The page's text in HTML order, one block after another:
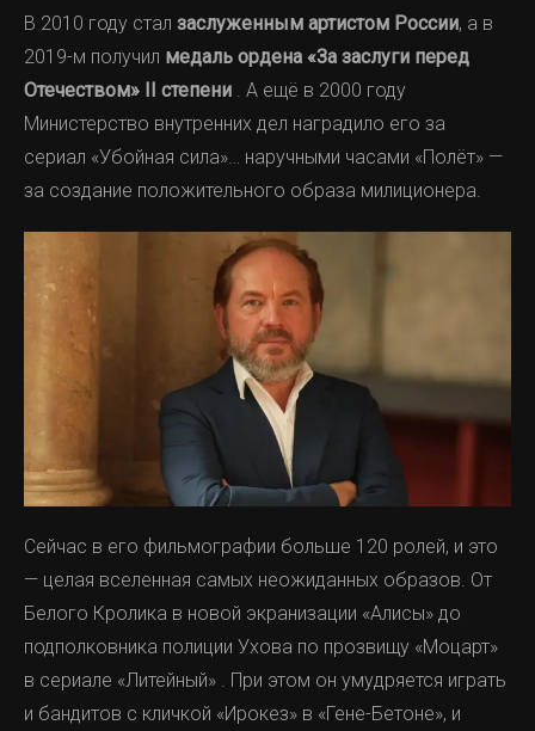
В 2010 году стал заслуженным артистом России, а в
2019-м получил медаль ордена «За заслуги перед
Отечеством» II степени . А ещё в 2000 году
Министерство внутренних дел наградило его за
сериал «Убойная сила»… наручными часами «Полёт» —
за создание положительного образа милиционера.
Сейчас в его фильмографии больше 120 ролей, и это
— целая вселенная самых неожиданных образов. От
Белого Кролика в новой экранизации «Алисы» до
подполковника полиции Ухова по прозвищу «Моцарт»
в сериале «Литейный» . При этом он умудряется играть
и бандитов с кличкой «Ирокез» в «Гене-Бетоне», и